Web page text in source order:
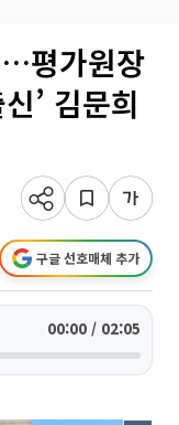
평가원장
’ 김문희
구글 선호매체 추가
00:00 / 02:05